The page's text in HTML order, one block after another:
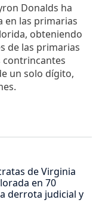
Donalds ha
en las primarias
obteniendo
de las primarias
contrincantes
un solo dígito,
de Virginia
en 70
derrota judicial y